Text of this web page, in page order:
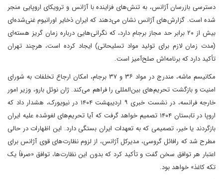
دسترسی بازرسان آژانس، به تنش‌های فزاینده با آژانس و ترویکای اروپایی منجر
شده است. گزارش‌های آژانس نشان می‌دهند که ایران ذخایر اورانیوم غنی‌شده‌ای
بیش از ۲۰ برابر حد مجاز برجام دارد، که نگرانی‌هایی درباره زمان گریز هسته‌ای
(مدت زمان لازم برای تولید مواد تسلیحاتی) ایجاد کرده است، هرچند تهران
تأکید دارد که برنامه‌اش صلح‌آمیز است.
مکانیسم ماشه، مندرج در مواد ۳۶ و ۳۷ برجام، امکان ارجاع تخلفات به شورای
امنیت و بازگشت تحریم‌های بین‌المللی را فراهم می‌کند. ژان نوئل بارو، وزیر امور
خارجه فرانسه، در نشست خبری ۹ اردیبهشت ۱۴۰۴ در نیویورک، هشدار داد که
اروپا در تابستان ۱۴۰۴ تصمیم خواهد گرفت که آیا تحریم‌های لغوشده علیه ایران
بازگردند یا خیر، تصمیمی که به تعهدات ایران بستگی دارد. این اظهارات در حالی
مطرح شد که رافائل گروسی، مدیرکل آژانس، از لزوم نظارت‌های قوی آژانس برای
اعتبار هر توافق سخن گفت و تأکید کرد که بدون این نظارت‌ها، توافق «صرفاً یک
تکه کاغذ» خواهد بود.